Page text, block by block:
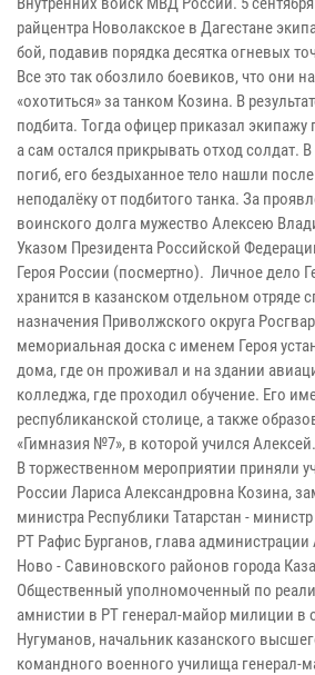
райцентра Новолакское в Дагестане
бой, подавив порядка десятка огневых
Все это так обозлило боевиков, что они
«охотиться» за танком Козина. В
подбита. Тогда офицер приказал экипажу
а сам остался прикрывать отход солдат.
погиб, его бездыханное тело нашли
неподалёку от подбитого танка. За
воинского долга мужество Алексею
Указом Президента Российской
Героя России (посмертно). Личное дело
хранится в казанском отдельном отряде
назначения Приволжского округа
мемориальная доска с именем Героя
дома, где он проживал и на здании
колледжа, где проходил обучение. Его
республиканской столице, а также
«Гимназия №7», в которой учился Алексей.
В торжественном мероприятии приняли
России Лариса Александровна Козина,
министра Республики Татарстан -
РТ Рафис Бурганов, глава администрации
Ново - Савиновского районов города
Общественный уполномоченный по
амнистии в РТ генерал-майор милиции в
Нугуманов, начальник казанского
командного военного училища генерал-